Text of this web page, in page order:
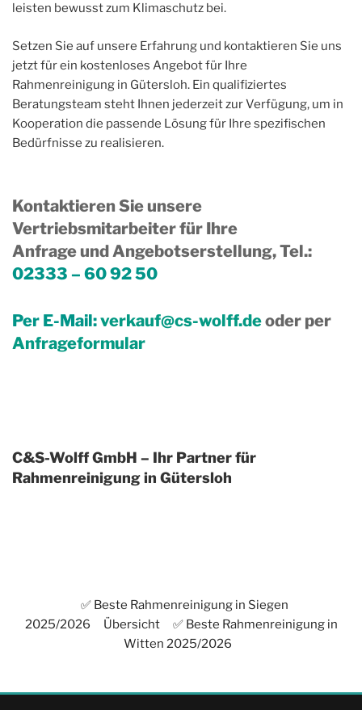
leisten bewusst zum Klimaschutz bei.
Setzen Sie auf unsere Erfahrung und kontaktieren Sie uns
jetzt für ein kostenloses Angebot für Ihre
Rahmenreinigung in Gütersloh. Ein qualifiziertes
Beratungsteam steht Ihnen jederzeit zur Verfügung, um in
Kooperation die passende Lösung für Ihre spezifischen
Bedürfnisse zu realisieren.
Kontaktieren Sie unsere
Vertriebsmitarbeiter für Ihre
Anfrage und Angebotserstellung, Tel.:
02333 – 60 92 50
Per E-Mail:verkauf@cs-wolff.deoder per
Anfrageformular
C&S-Wolff GmbH – Ihr Partner für
Rahmenreinigung in Gütersloh
✅ Beste Rahmenreinigung in Siegen
2025/2026
Übersicht
✅ Beste Rahmenreinigung in
Witten 2025/2026